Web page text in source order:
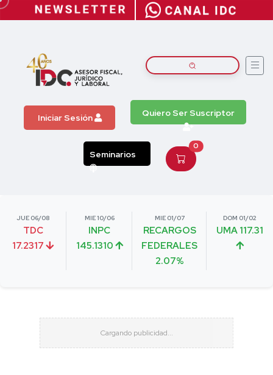
Iniciar Sesión Quiero Ser Suscriptor
Seminarios
0
JUE 06/08
TDC
17.2317
MIE 10/06
INPC
145.1310
MIE 01/07
RECARGOS
FEDERALES
2.07%
DOM 01/02
UMA 117.31